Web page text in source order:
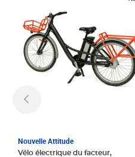
Nouvelle Attitude
Vélo électrique du facteur,